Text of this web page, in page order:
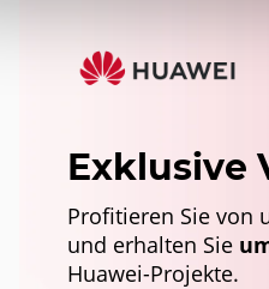
Exklusive
Profitieren Sie von
und erhalten Sie
Huawei-Projekte.